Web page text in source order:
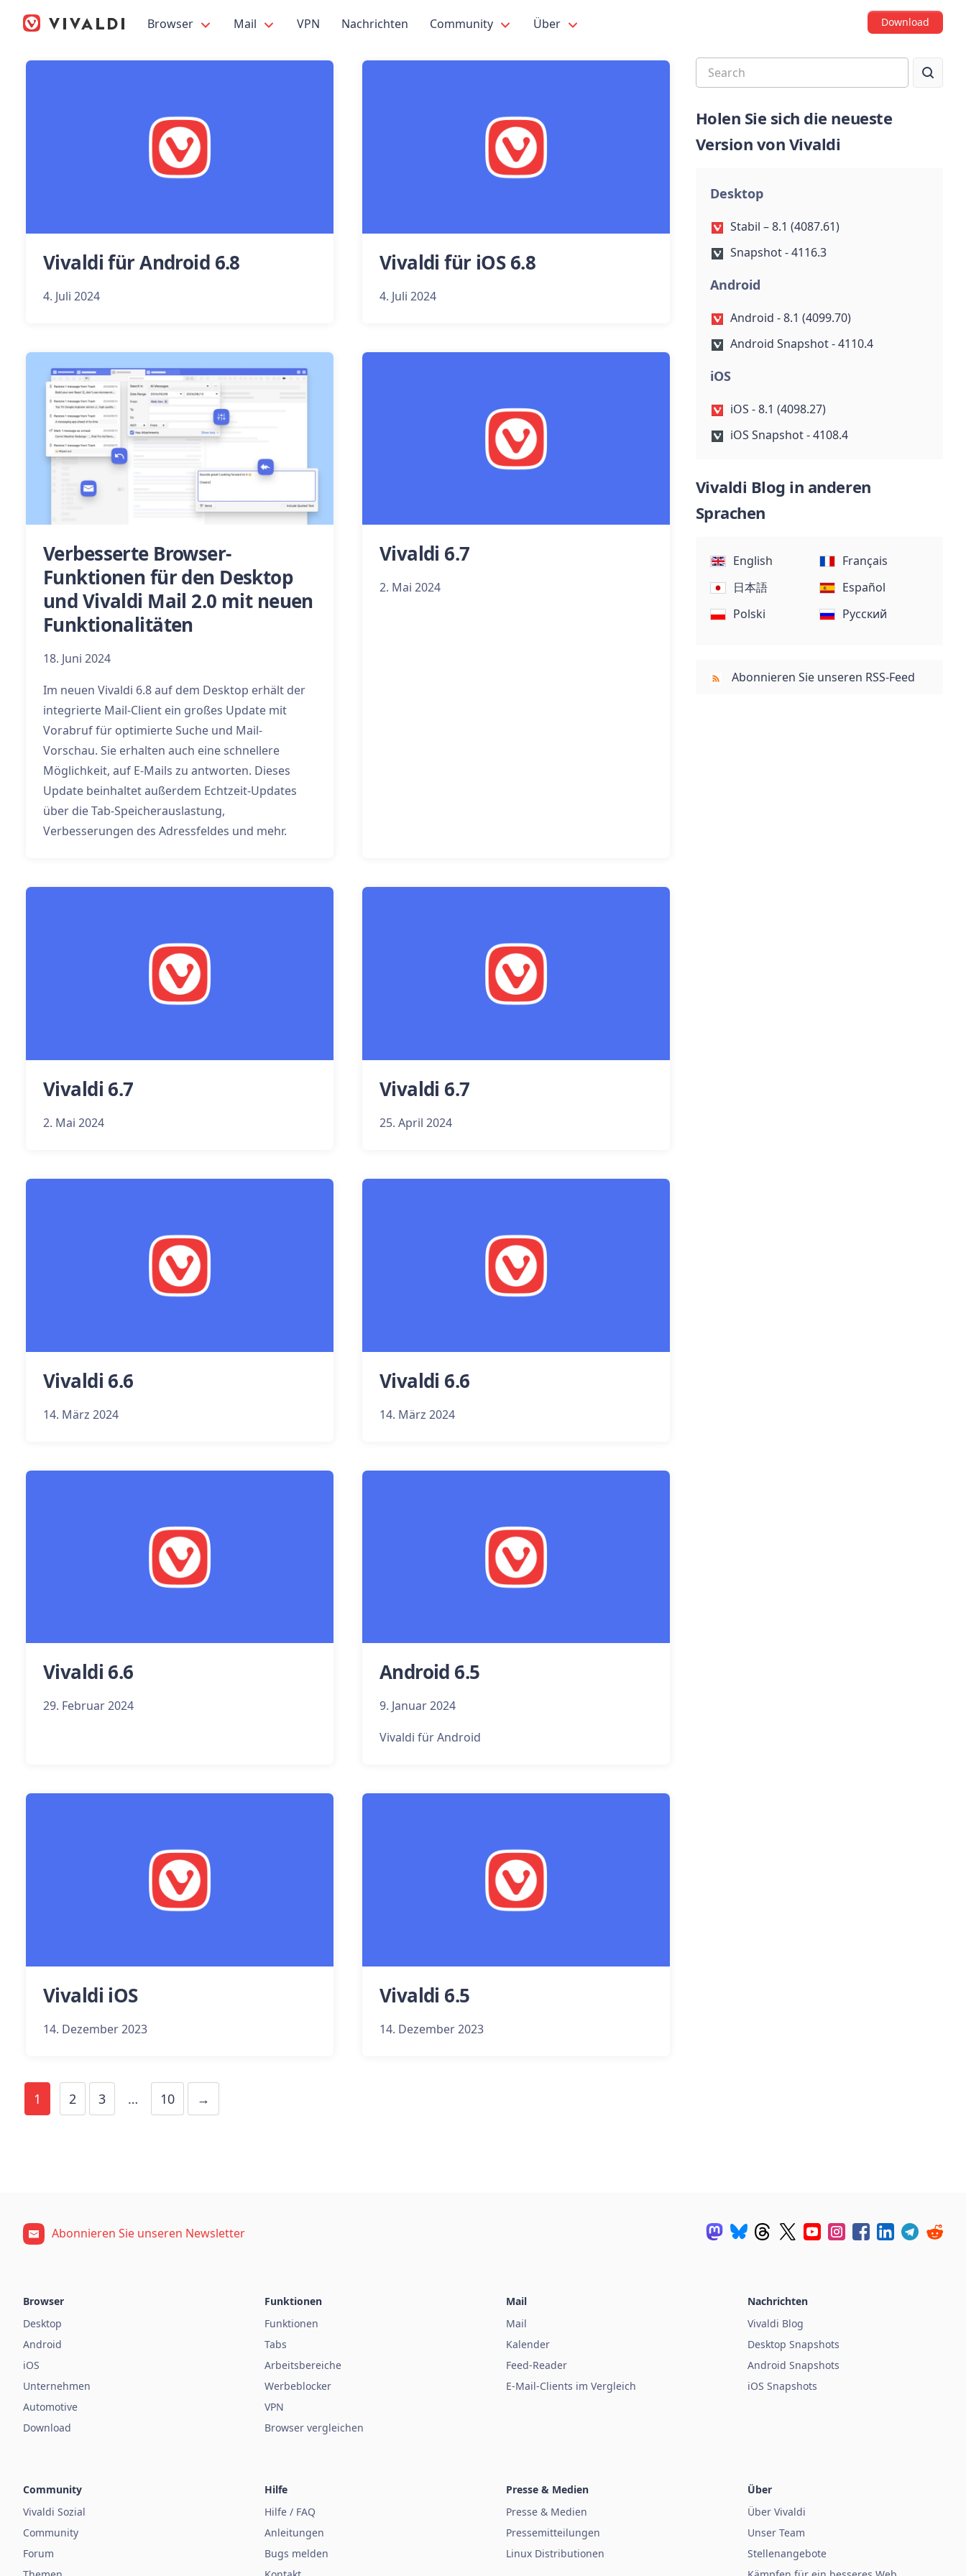
Browser Mail VPN Nachrichten Community Über Download
Vivaldi für Android 6.8
4. Juli 2024
Vivaldi für iOS 6.8
4. Juli 2024
Verbesserte Browser-
Funktionen für den Desktop
und Vivaldi Mail 2.0 mit neuen
Funktionalitäten
18. Juni 2024
Im neuen Vivaldi 6.8 auf dem Desktop erhält der
integrierte Mail-Client ein großes Update mit
Vorabruf für optimierte Suche und Mail-
Vorschau. Sie erhalten auch eine schnellere
Möglichkeit, auf E-Mails zu antworten. Dieses
Update beinhaltet außerdem Echtzeit-Updates
über die Tab-Speicherauslastung,
Verbesserungen des Adressfeldes und mehr.
Vivaldi 6.7
2. Mai 2024
Vivaldi 6.7
2. Mai 2024
Vivaldi 6.7
25. April 2024
Vivaldi 6.6
14. März 2024
Vivaldi 6.6
14. März 2024
Vivaldi 6.6
29. Februar 2024
Android 6.5
9. Januar 2024
Vivaldi für Android
Vivaldi iOS
14. Dezember 2023
Vivaldi 6.5
14. Dezember 2023
1 2 3 … 10 →
Holen Sie sich die neueste
Version von Vivaldi
Desktop
Stabil – 8.1 (4087.61)
Snapshot - 4116.3
Android
Android - 8.1 (4099.70)
Android Snapshot - 4110.4
iOS
iOS - 8.1 (4098.27)
iOS Snapshot - 4108.4
Vivaldi Blog in anderen
Sprachen
English
Français
日本語
Español
Polski
Русский
Abonnieren Sie unseren RSS-Feed
Abonnieren Sie unseren Newsletter
Browser
Desktop
Android
iOS
Unternehmen
Automotive
Download
Funktionen
Funktionen
Tabs
Arbeitsbereiche
Werbeblocker
VPN
Browser vergleichen
Mail
Mail
Kalender
Feed-Reader
E-Mail-Clients im Vergleich
Nachrichten
Vivaldi Blog
Desktop Snapshots
Android Snapshots
iOS Snapshots
Community
Vivaldi Sozial
Community
Forum
Hilfe
Hilfe / FAQ
Anleitungen
Bugs melden
Presse & Medien
Presse & Medien
Pressemitteilungen
Linux Distributionen
Über
Über Vivaldi
Unser Team
Stellenangebote